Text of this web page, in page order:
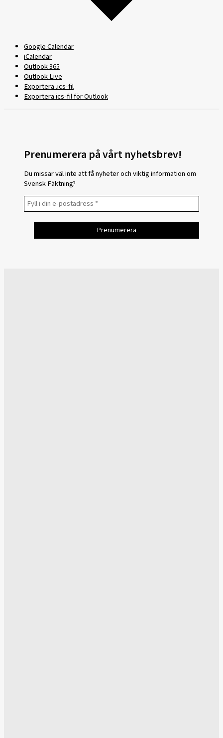
Google Calendar
iCalendar
Outlook 365
Outlook Live
Exportera .ics-fil
Exportera ics-fil för Outlook
Prenumerera på vårt nyhetsbrev!
Du missar väl inte att få nyheter och viktig information om
Svensk Fäktning?